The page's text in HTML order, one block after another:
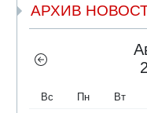
АРХИВ
Вс Пн Вт